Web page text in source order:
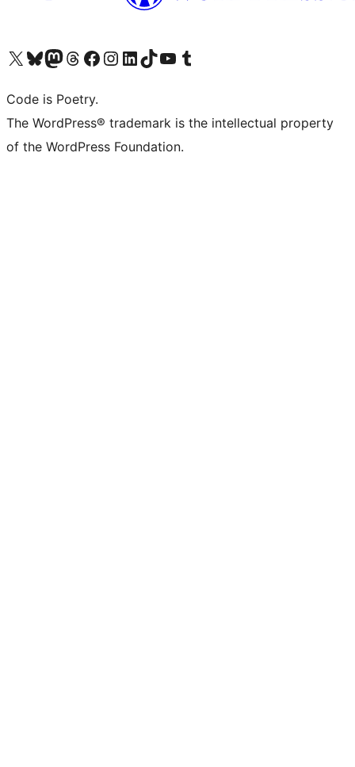
Navštivte náš účet na X (dříve Twitter)
Navštivte náš Bluesky účetNavštivte náš účet Mastodon
Navštivte náš Threads účetNavštivte naši stránku na Facebooku
Navštivte náš Instagram účetNavštivte náš LinkedIn účetNavštivte náš TikTok účetNavštivte náš YouTube kanálNavštivte náš Tumblr účet
Code is Poetry.
The WordPress® trademark is the intellectual property
of the WordPress Foundation.